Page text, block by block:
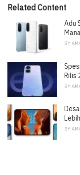
iRelated Content
Adu
BY
Rilis
BY
BY